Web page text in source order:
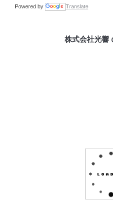
Powered by Translate
株式会社光響